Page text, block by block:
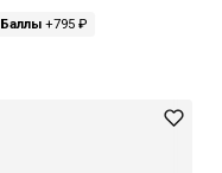
Баллы+795 ₽